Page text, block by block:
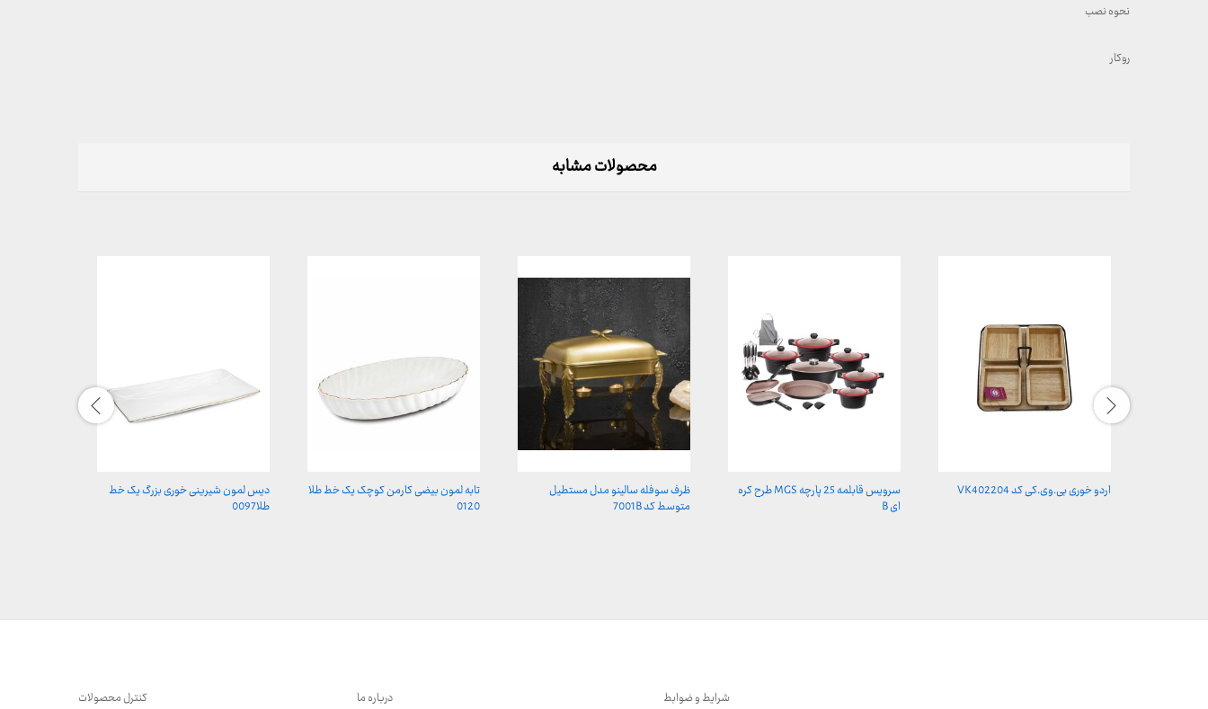
نحوه نصب
روکار
محصولات مشابه
اردو خوری بی.وی.کی کد VK402204
سرویس قابلمه 25 پارچه MGS طرح کره
ای B
ظرف سوفله سالینو مدل مستطیل
متوسط کد 7001B
تابه لمون بیضی کارمن کوچک یک خط طلا
0120
دیس لمون شیرینی خوری بزرگ یک خط
طلا0097
شرایط و ضوابط درباره ما کنترل محصولات